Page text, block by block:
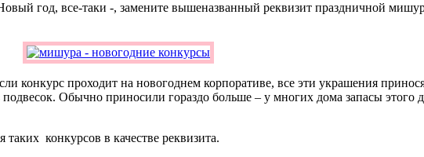
год, все-таки -, замените вышеназванный реквизит праздничной
конкурс проходит на новогоднем корпоративе, все эти украшения
Обычно приносили гораздо больше – у многих дома запасы этого
конкурсов в качестве реквизита.